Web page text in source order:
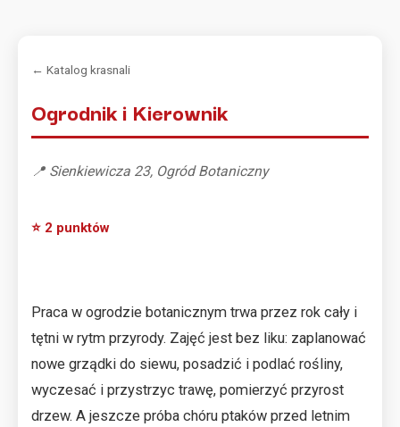
← Katalog krasnali
Ogrodnik i Kierownik
📍 Sienkiewicza 23, Ogród Botaniczny
⭐ 2 punktów
Praca w ogrodzie botanicznym trwa przez rok cały i
tętni w rytm przyrody. Zajęć jest bez liku: zaplanować
nowe grządki do siewu, posadzić i podlać rośliny,
wyczesać i przystrzyc trawę, pomierzyć przyrost
drzew. A jeszcze próba chóru ptaków przed letnim